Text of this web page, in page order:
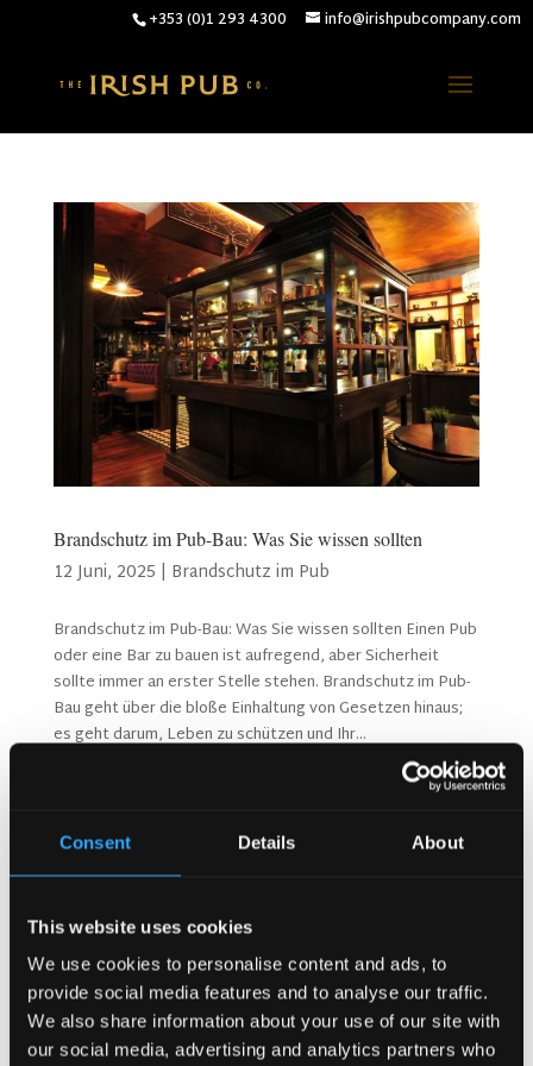
Consent Details About
This website uses cookies
We use cookies to personalise content and ads, to
provide social media features and to analyse our traffic.
We also share information about your use of our site with
our social media, advertising and analytics partners who
+353 (0)1 293 4300 info@irishpubcompany.com
Brandschutz im Pub-Bau: Was Sie wissen sollten
12 Juni, 2025 | Brandschutz im Pub
Brandschutz im Pub-Bau: Was Sie wissen sollten Einen Pub
oder eine Bar zu bauen ist aufregend, aber Sicherheit
sollte immer an erster Stelle stehen. Brandschutz im Pub-
Bau geht über die bloße Einhaltung von Gesetzen hinaus;
es geht darum, Leben zu schützen und Ihr...
Neueste Beiträge
Warum Kunden im Vereinigten Königreich immer wieder in
gut besuchte Pubs zurückkehren?
Warum Akustik in einem Pub wichtiger ist als die
Musikauswahl (Kronendal 1713)